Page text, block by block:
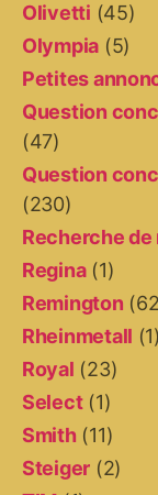
Olivetti (45)
Olympia (5)
Petites
Question
(47)
Question
(230)
Recherche de
Regina(1)
Remington
Rheinmetall (1)
Royal (23)
Select(1)
Smith(11)
Steiger (2)